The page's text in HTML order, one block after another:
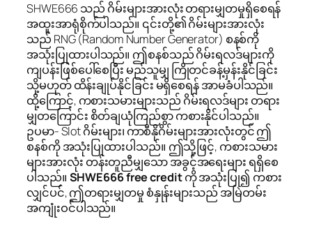
SHWE666 သည် ဂိမ်းများအားလုံး တရားမျှတမှုရှိစေရန်
အထူးအာရုံစိုက်ပါသည်။ ၎င်းတို့၏ ဂိမ်းများအားလုံး
သည် RNG (Random Number Generator) စနစ်ကို
အသုံးပြုထားပါသည်။ ဤစနစ်သည် ဂိမ်းရလဒ်များကို
ကျပန်းဖြစ်ပေါ်စေပြီး မည်သူမျှ ကြိုတင်ခန့်မှန်းနိုင်ခြင်း
သို့မဟုတ် ထိန်းချုပ်နိုင်ခြင်း မရှိစေရန် အာမခံပါသည်။
ထို့ကြောင့်, ကစားသမားများသည် ဂိမ်းရလဒ်များ တရား
မျှတကြောင်း စိတ်ချယုံကြည်စွာ ကစားနိုင်ပါသည်။
ဥပမာ- Slot ဂိမ်းများ၊ ကာစီနိုဂိမ်းများအားလုံးတွင် ဤ
စနစ်ကို အသုံးပြုထားပါသည်။ ဤသို့ဖြင့်, ကစားသမား
များအားလုံး တန်းတူညီမျှသော အခွင့်အရေးများ ရရှိစေ
ပါသည်။ SHWE666 free creditကို အသုံးပြု၍ ကစား
လျှင်ပင်, ဤတရားမျှတမှု စံနှုန်းများသည် အမြဲတမ်း
အကျုံးဝင်ပါသည်။